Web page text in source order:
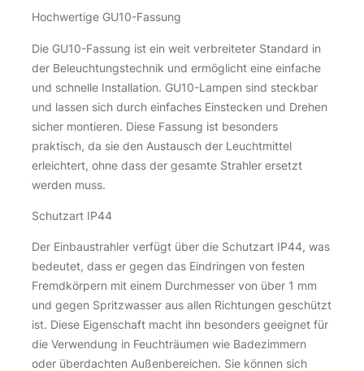
Hochwertige GU10-Fassung
Die GU10-Fassung ist ein weit verbreiteter Standard in
der Beleuchtungstechnik und ermöglicht eine einfache
und schnelle Installation. GU10-Lampen sind steckbar
und lassen sich durch einfaches Einstecken und Drehen
sicher montieren. Diese Fassung ist besonders
praktisch, da sie den Austausch der Leuchtmittel
erleichtert, ohne dass der gesamte Strahler ersetzt
werden muss.
Schutzart IP44
Der Einbaustrahler verfügt über die Schutzart IP44, was
bedeutet, dass er gegen das Eindringen von festen
Fremdkörpern mit einem Durchmesser von über 1 mm
und gegen Spritzwasser aus allen Richtungen geschützt
ist. Diese Eigenschaft macht ihn besonders geeignet für
die Verwendung in Feuchträumen wie Badezimmern
oder überdachten Außenbereichen. Sie können sich